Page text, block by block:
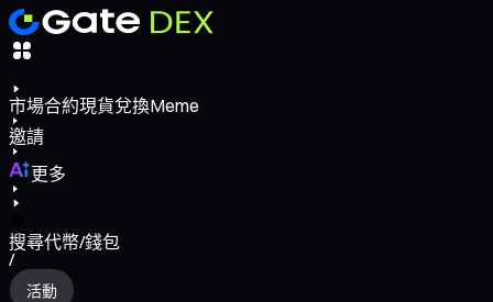
市場合約現貨兌換Meme
邀請
更多
搜尋代幣/錢包
/
活動